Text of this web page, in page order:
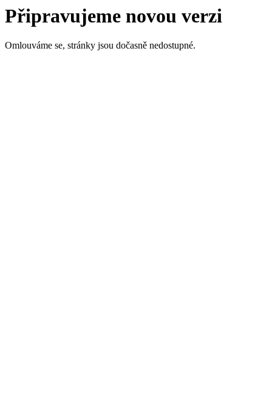
Připravujeme novou verzi
Omlouváme se, stránky jsou dočasně nedostupné.